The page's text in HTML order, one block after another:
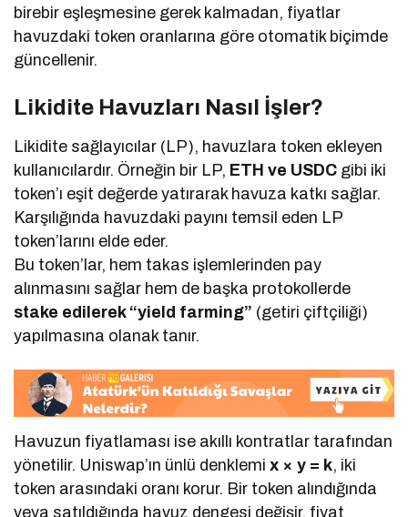
birebir eşleşmesine gerek kalmadan, fiyatlar
havuzdaki token oranlarına göre otomatik biçimde
güncellenir.
Likidite Havuzları Nasıl İşler?
Likidite sağlayıcılar (LP), havuzlara token ekleyen
kullanıcılardır. Örneğin bir LP, ETH ve USDC gibi iki
token’ı eşit değerde yatırarak havuza katkı sağlar.
Karşılığında havuzdaki payını temsil eden LP
token’larını elde eder.
Bu token’lar, hem takas işlemlerinden pay
alınmasını sağlar hem de başka protokollerde
stake edilerek “yield farming” (getiri çiftçiliği)
yapılmasına olanak tanır.
Havuzun fiyatlaması ise akıllı kontratlar tarafından
yönetilir. Uniswap’ın ünlü denklemix × y = k, iki
token arasındaki oranı korur. Bir token alındığında
veya satıldığında havuz dengesi değişir, fiyat